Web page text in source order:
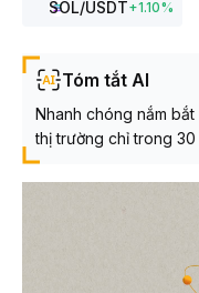
SOL/USDT+1.10%
Tóm tắt AI
Nhanh chóng nắm
thị trường chỉ trong 30